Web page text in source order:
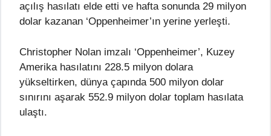
açılış hasılatı elde etti ve hafta sonunda 29 milyon
dolar kazanan ‘Oppenheimer’ın yerine yerleşti.
Christopher Nolan imzalı ‘Oppenheimer’, Kuzey
Amerika hasılatını 228.5 milyon dolara
yükseltirken, dünya çapında 500 milyon dolar
sınırını aşarak 552.9 milyon dolar toplam hasılata
ulaştı.